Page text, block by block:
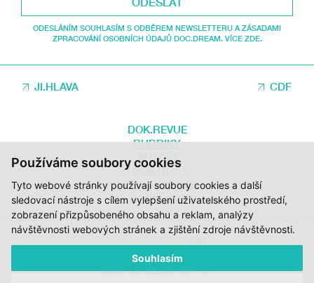
Používáme soubory cookies
Tyto webové stránky používají soubory cookies a další
sledovací nástroje s cílem vylepšení uživatelského prostředí,
zobrazení přizpůsobeného obsahu a reklam, analýzy
návštěvnosti webových stránek a zjištění zdroje návštěvnosti.
Souhlasím
ODESLÁNÍM SOUHLASÍM S ODBĚREM NEWSLETTERU A ZÁSADAMI
ZPRACOVÁNÍ OSOBNÍCH ÚDAJŮ DOC.DREAM. VÍCE ZDE.
JI.HLAVA CDF
DOK.REVUE
RUBRIKY
AUTOŘI
O DOK.REVUE
PODPOŘTE NÁS
KONTAKTY
ZA PODPORY STÁTNÍHO FONDU KINEMATOGRAFIE, KRAJE VYSOČINA A
MINISTERSTVA KULTURY ČR.